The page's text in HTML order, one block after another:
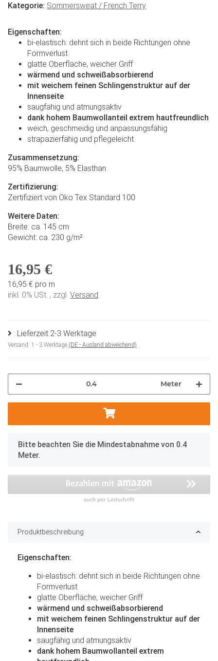
Kategorie: Sommersweat / French Terry
Eigenschaften:
bi-elastisch: dehnt sich in beide Richtungen ohne
Formverlust
glatte Oberfläche, weicher Griff
wärmend und schweißabsorbierend
mit weichem feinen Schlingenstruktur auf der
Innenseite
saugfähig und atmungsaktiv
dank hohem Baumwollanteil extrem hautfreundlich
weich, geschmeidig und anpassungsfähig
strapazierfähig und pflegeleicht
Zusammensetzung:
95% Baumwolle, 5% Elasthan
Zertifizierung:
Zertifiziert von Öko Tex Standard 100
Weitere Daten:
Breite: ca. 145 cm
Gewicht: ca. 230 g/m²
16,95 €
16,95 € pro m
inkl. 0% USt. , zzgl. Versand
: Lieferzeit 2-3 Werktage
Versand: 1 - 3 Werktage (DE - Ausland abweichend)
Meter
x
Bitte beachten Sie die Mindestabnahme von 0.4
Meter.
Produktbeschreibung
Eigenschaften:
bi-elastisch: dehnt sich in beide Richtungen ohne
Formverlust
glatte Oberfläche, weicher Griff
wärmend und schweißabsorbierend
mit weichem feinen Schlingenstruktur auf der
Innenseite
saugfähig und atmungsaktiv
dank hohem Baumwollanteil extrem